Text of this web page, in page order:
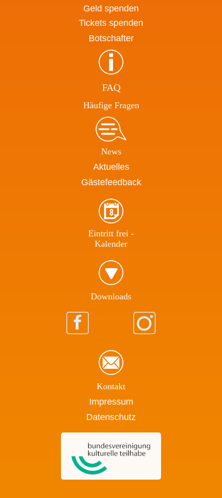
Geld spenden
Tickets spenden
Botschafter
FAQ
Häufige Fragen
News
Aktuelles
Gästefeedback
Eintritt frei -
Kalender
Download​s
Kontakt
Impressum
Datenschutz